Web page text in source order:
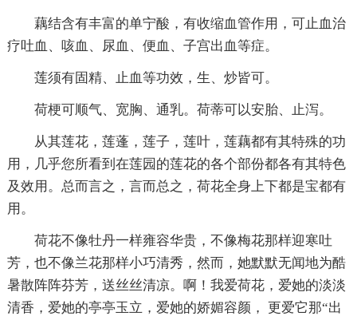
藕结含有丰富的单宁酸，有收缩血管作用，可止血治
疗吐血、咳血、尿血、便血、子宫出血等症。
莲须有固精、止血等功效，生、炒皆可。
荷梗可顺气、宽胸、通乳。荷蒂可以安胎、止泻。
从其莲花，莲蓬，莲子，莲叶，莲藕都有其特殊的功
用，几乎您所看到在莲园的莲花的各个部份都各有其特色
及效用。总而言之，言而总之，荷花全身上下都是宝都有
用。
荷花不像牡丹一样雍容华贵，不像梅花那样迎寒吐
芳，也不像兰花那样小巧清秀，然而，她默默无闻地为酷
暑散阵阵芬芳，送丝丝清凉。啊！我爱荷花，爱她的淡淡
清香，爱她的亭亭玉立，爱她的娇媚容颜， 更爱它那“出